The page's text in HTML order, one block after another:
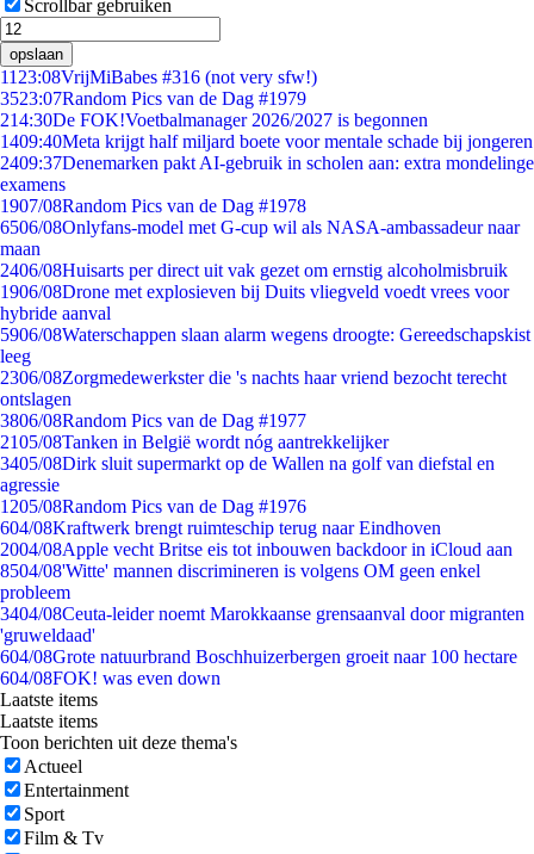
Scrollbar gebruiken
opslaan
11 23:08VrijMiBabes #316 (not very sfw!)
3523:07Random Pics van de Dag #1979
214:30De FOK!Voetbalmanager 2026/2027 is begonnen
1409:40Meta krijgt half miljard boete voor mentale schade bij jongeren
2409:37Denemarken pakt AI-gebruik in scholen aan: extra mondelinge
examens
1907/08Random Pics van de Dag #1978
6506/08Onlyfans-model met G-cup wil als NASA-ambassadeur naar
maan
2406/08Huisarts per direct uit vak gezet om ernstig alcoholmisbruik
1906/08Drone met explosieven bij Duits vliegveld voedt vrees voor
hybride aanval
5906/08Waterschappen slaan alarm wegens droogte: Gereedschapskist
leeg
2306/08Zorgmedewerkster die 's nachts haar vriend bezocht terecht
ontslagen
3806/08Random Pics van de Dag #1977
2105/08Tanken in België wordt nóg aantrekkelijker
3405/08Dirk sluit supermarkt op de Wallen na golf van diefstal en
agressie
1205/08Random Pics van de Dag #1976
604/08Kraftwerk brengt ruimteschip terug naar Eindhoven
2004/08Apple vecht Britse eis tot inbouwen backdoor in iCloud aan
8504/08'Witte' mannen discrimineren is volgens OM geen enkel
probleem
3404/08Ceuta-leider noemt Marokkaanse grensaanval door migranten
'gruweldaad'
604/08Grote natuurbrand Boschhuizerbergen groeit naar 100 hectare
604/08FOK! was even down
Laatste items
Laatste items
Toon berichten uit deze thema's
Actueel
Entertainment
Sport
Film & Tv